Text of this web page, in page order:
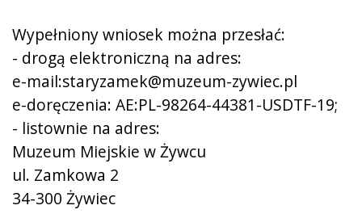
Wypełniony wniosek można przesłać:
- drogą elektroniczną na adres:
e-mail:staryzamek@muzeum-zywiec.pl
e-doręczenia: AE:PL-98264-44381-USDTF-19;
- listownie na adres:
Muzeum Miejskie w Żywcu
ul. Zamkowa 2
34-300 Żywiec